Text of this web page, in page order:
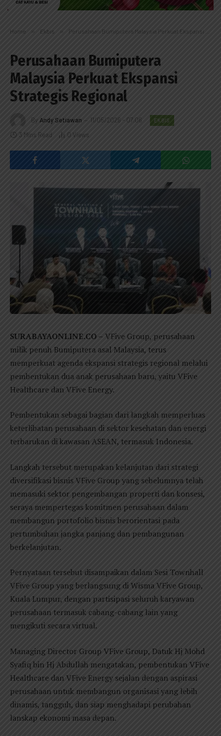
Home » Ekbis » Perusahaan Bumiputera Malaysia Perkuat Ekspansi Strategis Regional
Perusahaan Bumiputera
Malaysia Perkuat Ekspansi
Strategis Regional
ByAndy Setiawan 11/05/2026 - 07:06 EKBIS
3 Mins Read 0 Views
SURABAYAONLINE.CO – VFive Group, perusahaan
milik penuh Bumiputera asal Malaysia, terus
memperkuat agenda ekspansi strategis regional melalui
pembentukan dua anak perusahaan baru, yaitu VFive
Healthcare dan VFive Energy.
Pembentukan sebagai bagian dari langkah memperluas
keterlibatan perusahaan di sektor kesehatan dan energi
terbarukan di kawasan ASEAN, termasuk Indonesia.
Langkah tersebut merupakan kelanjutan dari strategi
diversifikasi bisnis VFive Group yang sebelumnya telah
memasuki sektor pengembangan properti dan konsesi,
seraya mempertegas komitmen perusahaan dalam
membangun portofolio bisnis berorientasi pada
pertumbuhan jangka panjang dan pembangunan
berkelanjutan.
Pernyataan tersebut disampaikan dalam Sesi Townhall
VFive Group yang berlangsung di Wisma VFive Group,
Kuala Lumpur, dengan partisipasi seluruh karyawan
perusahaan termasuk cabang-cabang lain yang
mengikuti secara virtual.
Managing Director Group VFive Group, Datuk Hj Mohd
Syafiq bin Hj Abdullah mengatakan, pembentukan VFive
Healthcare dan VFive Energy sejalan dengan aspirasi
perusahaan untuk membangun organisasi yang lebih
dinamis, tangguh, dan siap menghadapi perubahan
lanskap ekonomi masa depan.